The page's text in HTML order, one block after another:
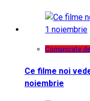
Comunicate
Ce filme noi
noiembrie